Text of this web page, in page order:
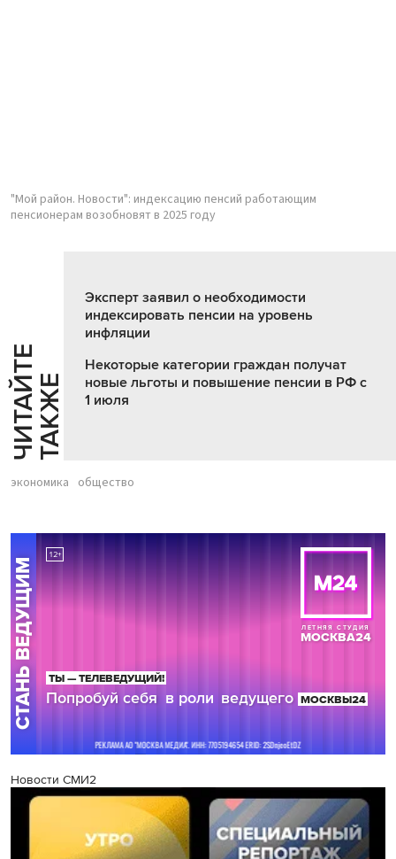
"Мой район. Новости": индексацию пенсий работающим
пенсионерам возобновят в 2025 году
Ч
И
Т
АЙ
Т
Е
Т
А
К
ЖЕ
Эксперт заявил о необходимости
индексировать пенсии на уровень
инфляции
Некоторые категории граждан получат
новые льготы и повышение пенсии в РФ с
1 июля
экономика общество
Новости СМИ2